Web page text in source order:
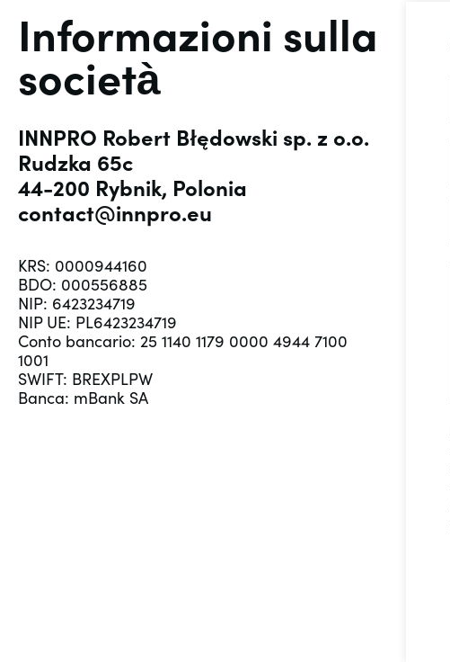
Informazioni sulla
società
INNPRO Robert Błędowski sp. z o.o.
Rudzka 65c
44-200 Rybnik, Polonia
contact@innpro.eu
KRS: 0000944160
BDO: 000556885
NIP: 6423234719
NIP UE: PL6423234719
Conto bancario: 25 1140 1179 0000 4944 7100
1001
SWIFT: BREXPLPW
Banca: mBank SA